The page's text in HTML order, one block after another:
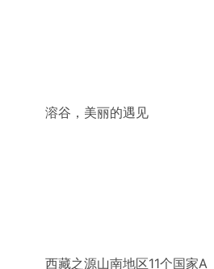
溶谷，美丽的遇见
西藏之源山南地区11个国家A